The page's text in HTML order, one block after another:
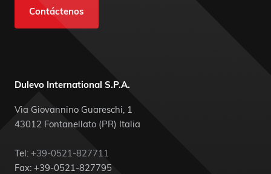
Contáctenos
Dulevo International S.P.A.
Via Giovannino Guareschi, 1
43012 Fontanellato (PR) Italia
Tel: +39-0521-827711
Fax: +39-0521-827795